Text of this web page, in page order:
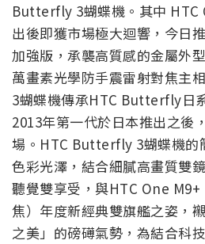
Butterfly 3蝴蝶機。其中 HTC
出後即獲市場極大迴響，今日
加強版，承襲高質感的金屬外
萬畫素光學防手震雷射對焦主
3蝴蝶機傳承HTC Butterfly日
2013年第一代於日本推出之後
場。HTC Butterfly 3蝴蝶機的
色彩光澤，結合細膩高畫質雙
聽覺雙享受，與HTC One
焦）年度新經典雙旗艦之姿，
之美」的磅礡氣勢，為結合科